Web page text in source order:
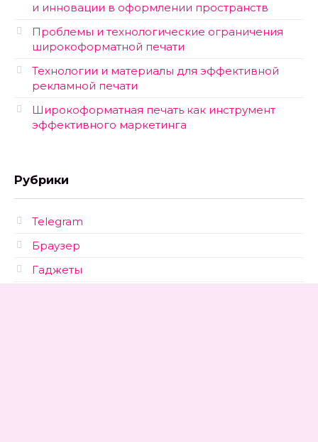
и инновации в оформлении пространств
Проблемы и технологические ограничения
широкоформатной печати
Технологии и материалы для эффективной
рекламной печати
Широкоформатная печать как инструмент
эффективного маркетинга
Рубрики
Telegram
Браузер
Гаджеты